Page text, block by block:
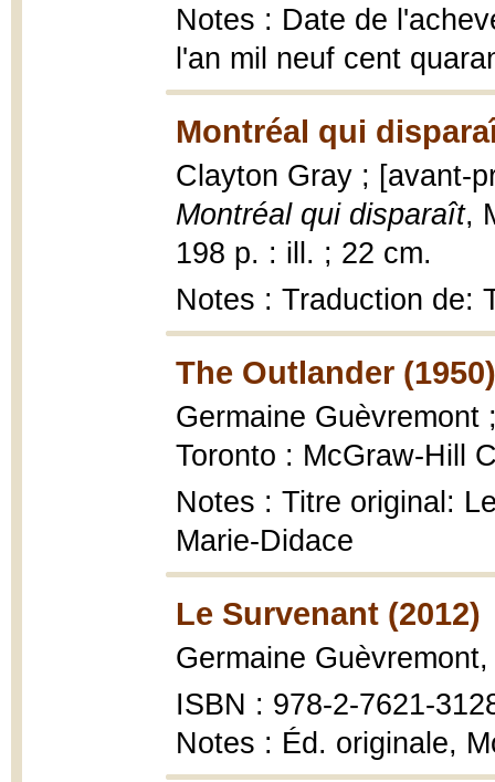
Notes : Date de
l'an mil neuf cent
Montréal qui
Clayton Gray ; [avant-
Montréal qui disparaît,
198 p. : ill. ; 22 cm.
Notes : Traduction de:
The Outlander (1950)
Germaine
Toronto : McGraw-Hill
Notes : Titre original:
Marie-Didace
Le Survenant (2012)
Germaine
ISBN : 978-2-7621-
Notes : Éd. originale,